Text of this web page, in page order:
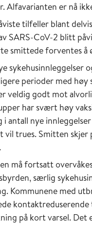
Alfavarianten er nå
tilfeller blant
SARS-CoV-2 blitt
smittede forventes å
sykehusinnleggelser
perioder med høy
veldig godt mot
har svært høy
i antall nye
vil trues. Smitten
må fortsatt
særlig
Kommunene med
kontaktreduserende
på kort varsel. Det